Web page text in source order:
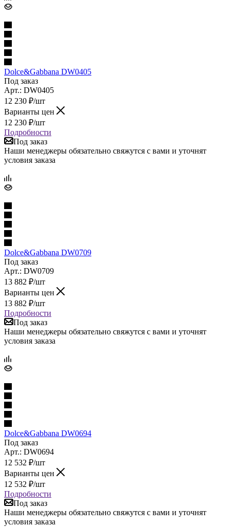
Dolce&Gabbana DW0405
Под заказ
Арт.: DW0405
12 230 ₽/шт
Варианты цен
12 230 ₽/шт
Подробности
Под заказ
Наши менеджеры обязательно свяжутся с вами и уточнят
условия заказа
Dolce&Gabbana DW0709
Под заказ
Арт.: DW0709
13 882 ₽/шт
Варианты цен
13 882 ₽/шт
Подробности
Под заказ
Наши менеджеры обязательно свяжутся с вами и уточнят
условия заказа
Dolce&Gabbana DW0694
Под заказ
Арт.: DW0694
12 532 ₽/шт
Варианты цен
12 532 ₽/шт
Подробности
Под заказ
Наши менеджеры обязательно свяжутся с вами и уточнят
условия заказа